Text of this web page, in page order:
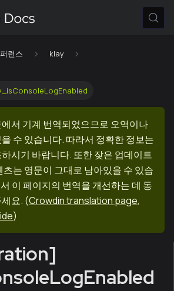
런스
klay
서 기계 번역되었으므로 오역이나
수 있습니다. 따라서 정확한 정보는
시기 바랍니다. 또한 잦은 업데이트
츠는 영문이 그대로 남아있을 수 있습
이 페이지의 번역을 개선하는 데 동
요. (Crowdin translation page,
)